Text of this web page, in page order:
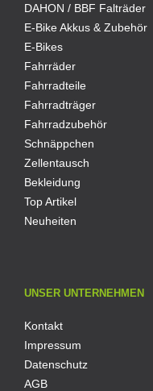
DAHON / BBF Falträder
E-Bike Akkus & Zubehör
E-Bikes
Fahrräder
Fahrradteile
Fahrradträger
Fahrradzubehör
Schnäppchen
Zellentausch
Bekleidung
Top Artikel
Neuheiten
UNSER UNTERNEHMEN
Kontakt
Impressum
Datenschutz
AGB